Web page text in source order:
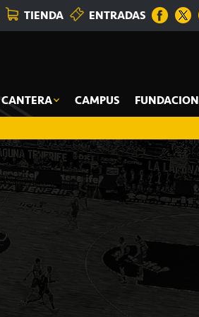
TIENDA ENTRADAS
CANTERA CAMPUS FUNDACION